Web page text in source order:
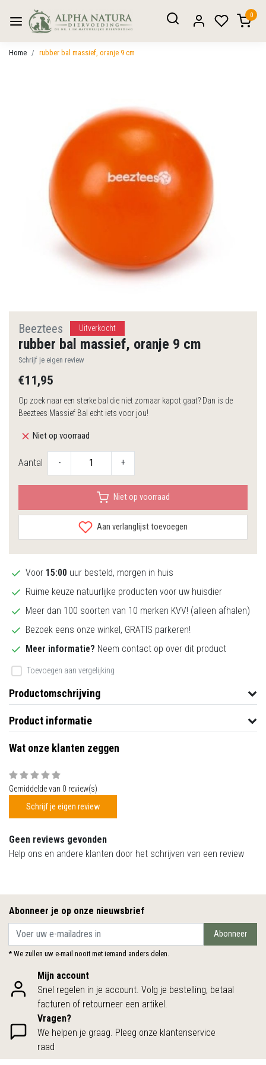
0
Home rubber bal massief, oranje 9 cm
Beeztees Uitverkocht
rubber bal massief, oranje 9 cm
Schrijf je eigen review
€11,95
Op zoek naar een sterke bal die niet zomaar kapot gaat? Dan is de
Beeztees Massief Bal echt iets voor jou!
Niet op voorraad
Aantal - +
Niet op voorraad
Aan verlanglijst toevoegen
Voor 15:00 uur besteld, morgen in huis
Ruime keuze natuurlijke producten voor uw huisdier
Meer dan 100 soorten van 10 merken KVV! (alleen afhalen)
Bezoek eens onze winkel, GRATIS parkeren!
Meer informatie? Neem contact op over dit product
Toevoegen aan vergelijking
Productomschrijving
Product informatie
Wat onze klanten zeggen
Gemiddelde van 0 review(s)
Schrijf je eigen review
Geen reviews gevonden
Help ons en andere klanten door het schrijven van een review
Abonneer je op onze nieuwsbrief
Abonneer
* We zullen uw e-mail nooit met iemand anders delen.
Mijn account
Snel regelen in je account. Volg je bestelling, betaal
facturen of retourneer een artikel.
Vragen?
We helpen je graag. Pleeg onze klantenservice
raad